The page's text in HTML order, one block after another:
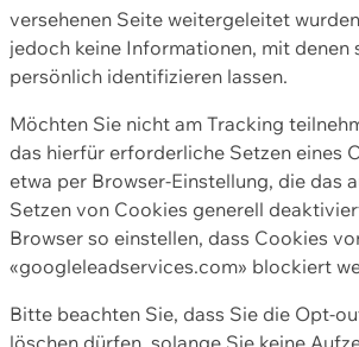
versehenen Seite weitergeleitet
jedoch keine Informationen, mit denen
persönlich identifizieren lassen.
Möchten Sie nicht am Tracking
das hierfür erforderliche Setzen eines
etwa per Browser-Einstellung, die das
Setzen von Cookies generell
Browser so einstellen, dass Cookies
«googleleadservices.com» blockiert
Bitte beachten Sie, dass Sie die Opt-